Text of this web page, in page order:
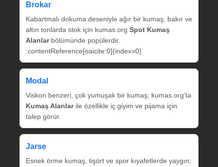
Brokar
Kabartmalı dokuma deseniyle ağır bir kumaş; bakır ve
altın tonlarda stok için kumas.org Spot Kumaş
Alanlarbölümünde popülerdir.
:contentReference[oaicite:0]{index=0}
Modal
Viskon benzeri, çok yumuşak bir kumaş; kumas.org’ta
Kumaş Alanlarile özellikle iç giyim ve pijama için
talep görür.
Jarse
Esnek örme kumaş, tişört ve spor kıyafetlerde yaygın;